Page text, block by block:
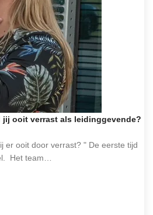
jij ooit verrast als leidinggevende?
er ooit door verrast? " De eerste tijd
Het team…